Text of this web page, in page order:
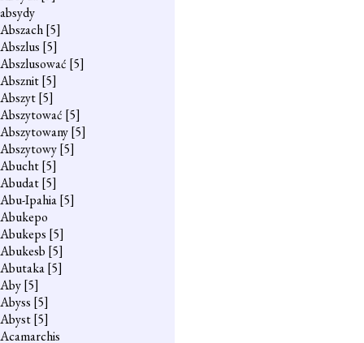
absydy
Abszach[5]
Abszlus [5]
Abszlusować [5]
Absznit[5]
Abszyt[5]
Abszytować [5]
Abszytowany[5]
Abszytowy[5]
Abucht[5]
Abudat[5]
Abu-Ipahia[5]
Abukepo
Abukeps [5]
Abukesb [5]
Abutaka[5]
Aby[5]
Abyss [5]
Abyst[5]
Acamarchis